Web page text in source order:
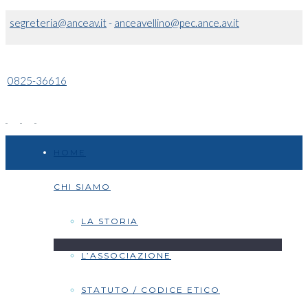
segreteria@anceav.it- anceavellino@pec.ance.av.it
0825-36616
CHI SIAMO
LA STORIA
L’ASSOCIAZIONE
STATUTO / CODICE ETICO